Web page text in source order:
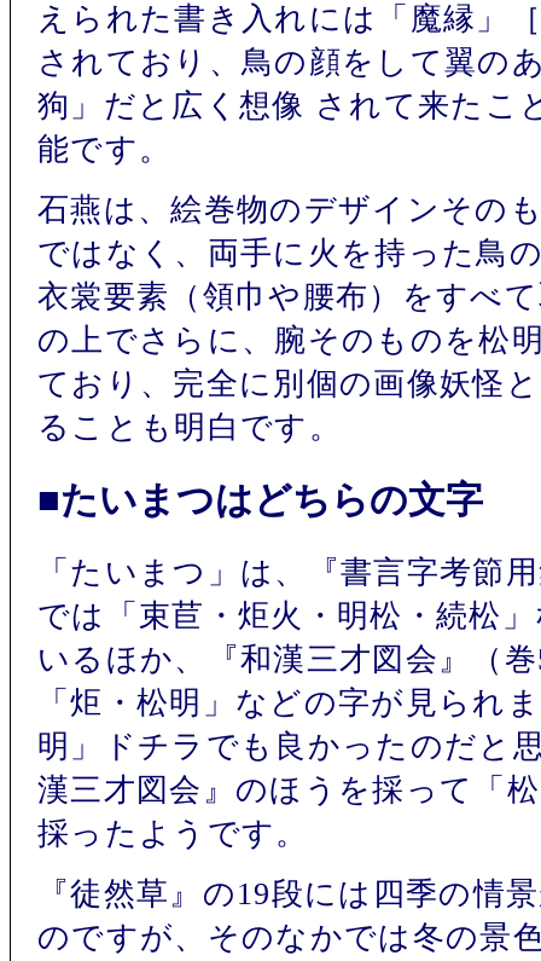
えられた書き入れには「魔縁」
されており、鳥の顔をして翼の
狗」だと広く想像 されて来たこ
能です。
石燕は、絵巻物のデザインその
ではなく、両手に火を持った鳥
衣裳要素（領巾や腰布）をすべ
の上でさらに、腕そのものを松
ており、完全に別個の画像妖怪
ることも明白です。
■たいまつはどちらの文字
「たいまつ」は、『書言字考節
では「束苣・炬火・明松・続松
いるほか、『和漢三才図会』（
「炬・松明」などの字が見られ
明」ドチラでも良かったのだと
漢三才図会』のほうを採って「
採ったようです。
『徒然草』の19段には四季の情
のですが、そのなかでは冬の景